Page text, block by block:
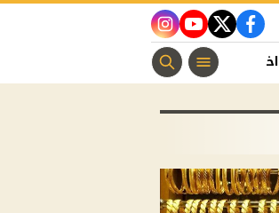
facebook
twitter
youtube
instagram
اخبار الفن منوعات مسيحية